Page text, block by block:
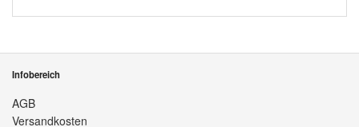
Infobereich
AGB
Versandkosten